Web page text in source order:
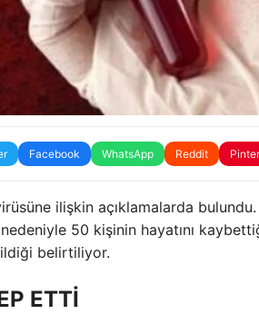
Facebook WhatsApp Reddit
ilişkin açıklamalarda bulundu.
50 kişinin hayatını
belirtiliyor.
ETTİ